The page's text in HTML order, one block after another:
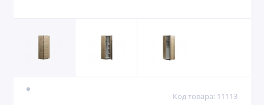
Код товара: 11113